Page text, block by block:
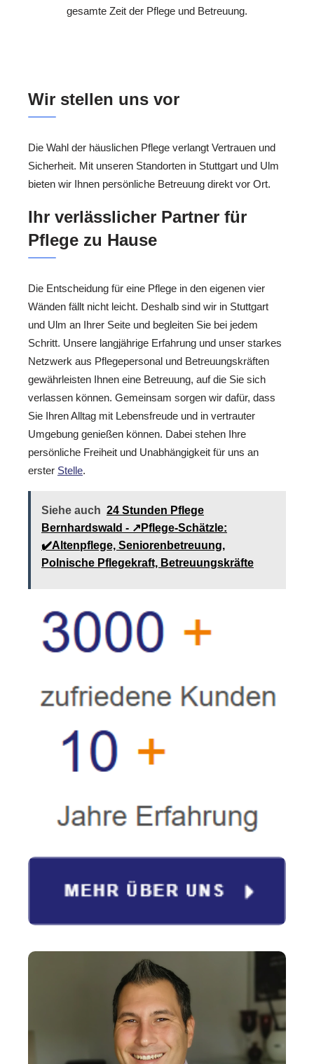
gesamte Zeit der Pflege und Betreuung.
Wir stellen uns vor
Die Wahl der häuslichen Pflege verlangt Vertrauen und
Sicherheit. Mit unseren Standorten in Stuttgart und Ulm
bieten wir Ihnen persönliche Betreuung direkt vor Ort.
Ihr verlässlicher Partner für
Pflege zu Hause
Die Entscheidung für eine Pflege in den eigenen vier
Wänden fällt nicht leicht. Deshalb sind wir in Stuttgart
und Ulm an Ihrer Seite und begleiten Sie bei jedem
Schritt. Unsere langjährige Erfahrung und unser starkes
Netzwerk aus Pflegepersonal und Betreuungskräften
gewährleisten Ihnen eine Betreuung, auf die Sie sich
verlassen können. Gemeinsam sorgen wir dafür, dass
Sie Ihren Alltag mit Lebensfreude und in vertrauter
Umgebung genießen können. Dabei stehen Ihre
persönliche Freiheit und Unabhängigkeit für uns an
erster Stelle.
Siehe auch 24 Stunden Pflege
Bernhardswald - ↗️Pflege-Schätzle:
✔️Altenpflege, Seniorenbetreuung,
Polnische Pflegekraft, Betreuungskräfte